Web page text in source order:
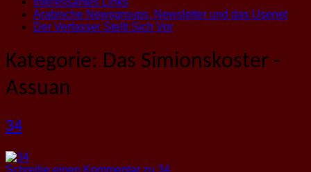
Arabische Newsgroups, Newsletter und das Usenet
Der Verfasser Stellt Sich Vor
Kategorie: Das Simionskoster -
Assuan
34